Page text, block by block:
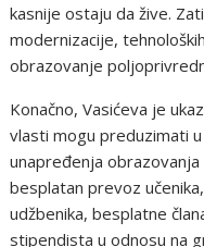
kasnije ostaju da žive.
modernizacije,
obrazovanje
Konačno, Vasićeva je
vlasti mogu preduzimati
unapređenja
besplatan prevoz
udžbenika, besplatne
stipendista u odnosu na